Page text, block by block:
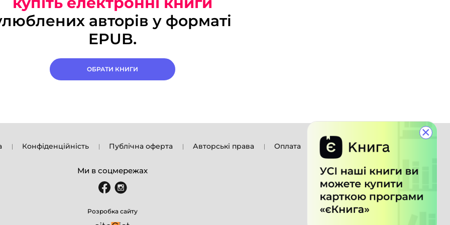
×
авторів у форматі
EPUB.
ОБРАТИ КНИГИ
Конфіденційність Публічна оферта Авторські права Оплата
Ми в соцмережах
Розробка сайту